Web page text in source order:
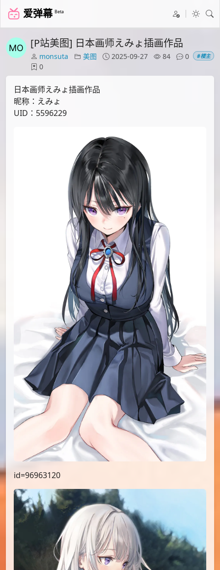
爱弹幕 Beta
[P站美图] 日本画师えみょ插画作品
monsuta 美图 2025-09-27 84
0
0
#楼主
日本画师えみょ插画作品
昵称：えみょ
UID：5596229
id=96963120